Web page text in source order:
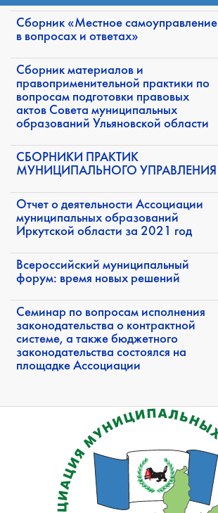
Сборник «Местное самоуправление
в вопросах и ответах»
Сборник материалов и
правоприменительной практики по
вопросам подготовки правовых
актов Совета муниципальных
образований Ульяновской области
СБОРНИКИ ПРАКТИК
МУНИЦИПАЛЬНОГО УПРАВЛЕНИЯ
Отчет о деятельности Ассоциации
муниципальных образований
Иркутской области за 2021 год
Всероссийский муниципальный
форум: время новых решений
Семинар по вопросам исполнения
законодательства о контрактной
системе, а также бюджетного
законодательства состоялся на
площадке Ассоциации